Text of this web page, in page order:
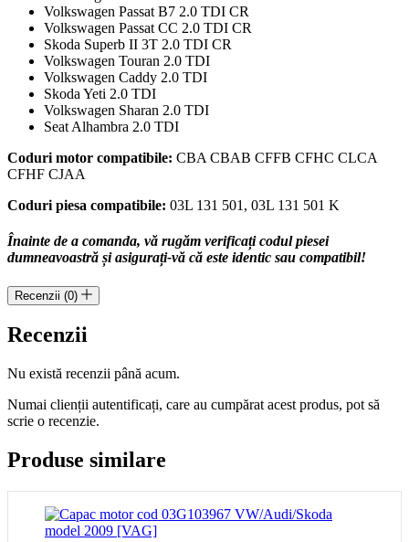
Volkswagen Passat B7 2.0 TDI CR
Volkswagen Passat CC 2.0 TDI CR
Skoda Superb II 3T 2.0 TDI CR
Volkswagen Touran 2.0 TDI
Volkswagen Caddy 2.0 TDI
Skoda Yeti 2.0 TDI
Volkswagen Sharan 2.0 TDI
Seat Alhambra 2.0 TDI
Coduri motor compatibile: CBA CBAB CFFB CFHC CLCA
CFHF CJAA
Coduri piesa compatibile: 03L 131 501, 03L 131 501 K
Înainte de a comanda, vă rugăm verificați codul piesei
dumneavoastră și asigurați-vă că este identic sau compatibil!
Recenzii (0)
Recenzii
Nu există recenzii până acum.
Numai clienții autentificați, care au cumpărat acest produs, pot să
scrie o recenzie.
Produse similare